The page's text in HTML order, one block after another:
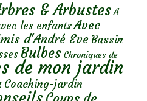
& Arbustes A
les enfantsAvec
d'André Eve Bassin
Bulbes Chroniques de
de mon jardin
Coaching-jardin